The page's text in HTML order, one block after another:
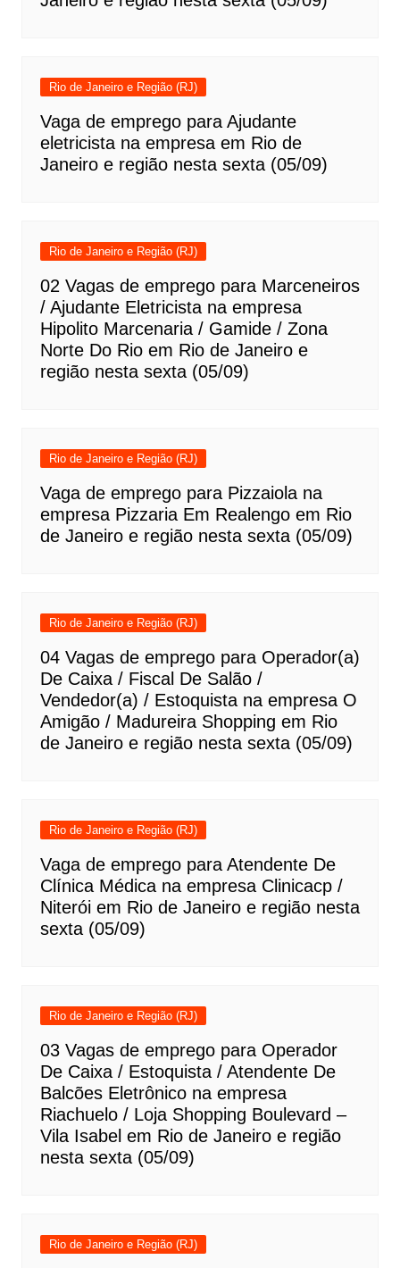
Rio de Janeiro e Região (RJ)
Vaga de emprego para Ajudante
eletricista na empresa em Rio de
Janeiro e região nesta sexta (05/09)
Rio de Janeiro e Região (RJ)
02 Vagas de emprego para Marceneiros
/ Ajudante Eletricista na empresa
Hipolito Marcenaria / Gamide / Zona
Norte Do Rio em Rio de Janeiro e
região nesta sexta (05/09)
Rio de Janeiro e Região (RJ)
Vaga de emprego para Pizzaiola na
empresa Pizzaria Em Realengo em Rio
de Janeiro e região nesta sexta (05/09)
Rio de Janeiro e Região (RJ)
04 Vagas de emprego para Operador(a)
De Caixa / Fiscal De Salão /
Vendedor(a) / Estoquista na empresa O
Amigão / Madureira Shopping em Rio
de Janeiro e região nesta sexta (05/09)
Rio de Janeiro e Região (RJ)
Vaga de emprego para Atendente De
Clínica Médica na empresa Clinicacp /
Niterói em Rio de Janeiro e região nesta
sexta (05/09)
Rio de Janeiro e Região (RJ)
03 Vagas de emprego para Operador
De Caixa / Estoquista / Atendente De
Balcões Eletrônico na empresa
Riachuelo / Loja Shopping Boulevard –
Vila Isabel em Rio de Janeiro e região
nesta sexta (05/09)
Rio de Janeiro e Região (RJ)